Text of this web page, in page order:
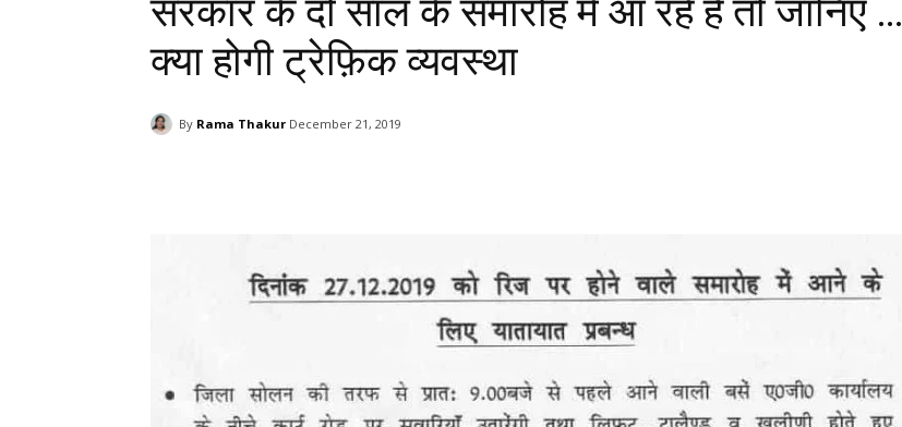
सरकार के दो साल के समारोह में आ रहे है तो जानिए …
क्या होगी ट्रेफ़िक व्यवस्था
By Rama Thakur December 21, 2019